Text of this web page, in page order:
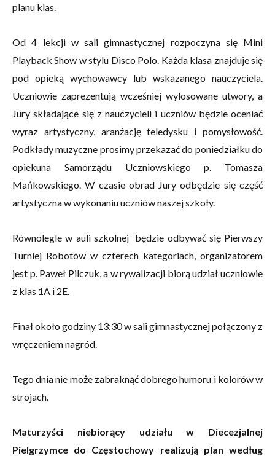
planu klas.
Od 4 lekcji w sali gimnastycznej rozpoczyna się Mini
Playback Show w stylu Disco Polo. Każda klasa znajduje się
pod opieką wychowawcy lub wskazanego nauczyciela.
Uczniowie zaprezentują wcześniej wylosowane utwory, a
Jury składające się z nauczycieli i uczniów będzie oceniać
wyraz artystyczny, aranżację teledysku i pomysłowość.
Podkłady muzyczne prosimy przekazać do poniedziałku do
opiekuna Samorządu Uczniowskiego p. Tomasza
Mańkowskiego. W czasie obrad Jury odbędzie się część
artystyczna w wykonaniu uczniów naszej szkoły.
Równolegle w auli szkolnej będzie odbywać się Pierwszy
Turniej Robotów w czterech kategoriach, organizatorem
jest p. Paweł Pilczuk, a w rywalizacji biorą udział uczniowie
z klas 1A i 2E.
Finał około godziny 13:30 w sali gimnastycznej połączony z
wręczeniem nagród.
Tego dnia nie może zabraknąć dobrego humoru i kolorów w
strojach.
Maturzyści niebiorący udziału w Diecezjalnej
Pielgrzymce do Częstochowy realizują plan według